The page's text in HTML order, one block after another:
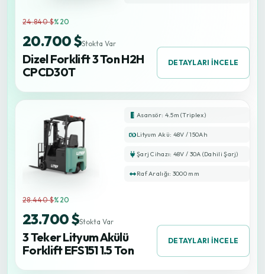
Dizel Forklift 3 Ton H2H
CPCD30T
24.840 $%20
20.700 $Stokta Var
DETAYLARI İNCELE
3 Teker Lityum Akülü
Forklift EFS151 1.5 Ton
28.440 $%20
23.700 $Stokta Var
DETAYLARI İNCELE
Asansör: 4.5m (Triplex)
Lityum Akü: 48V / 150Ah
Şarj Cihazı: 48V / 30A (Dahili Şarj)
Raf Aralığı: 3000 mm